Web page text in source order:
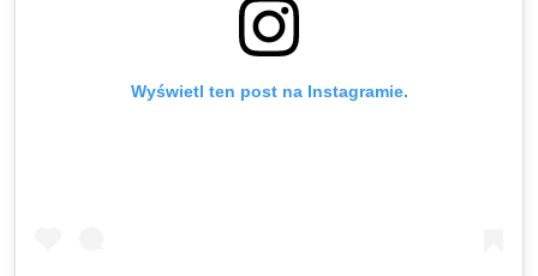
Wyświetl ten post na Instagramie.